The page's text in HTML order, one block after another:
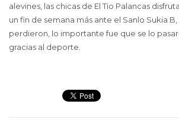
alevines, las chicas de El Tio Palancas
un fin de semana más ante el Sanlo Sukia
perdieron, lo importante fue que se lo
gracias al deporte.